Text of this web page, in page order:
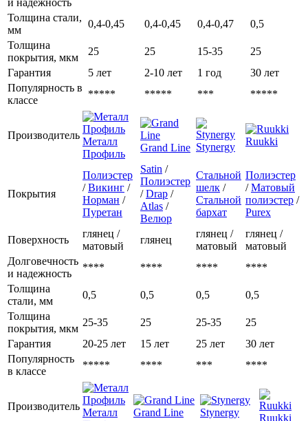
Толщина стали,
мм
0,4-0,45 0,4-0,45 0,4-0,47
0,5
Толщина
покрытия, мкм
25 25 15-35
25
Гарантия
5 лет 2-10 лет 1 год
30 лет
Популярность в
классе
***** ***** *** *****
Производитель
Металл
Профиль
Grand Line Stynergy Ruukki
Покрытия
Полиэстер
/Викинг /
Норман /
Пуретан
Satin /
Полиэстер
/Drap /
Atlas /
Велюр
Стальной
шелк /
Стальной
бархат
Полиэстер
/Матовый
полиэстер /
Purex
Поверхность
глянец /
матовый
глянец
глянец /
матовый
глянец /
матовый
Долговечность
и надежность
**** **** ****
****
Толщина
стали, мм
0,5 0,5 0,5
0,5
Толщина
покрытия, мкм
25-35 25 25-35
25
Гарантия
20-25 лет 15 лет 25 лет
30 лет
Популярность
в классе
***** **** *** ****
Производитель
Металл
Grand Line Stynergy Ruukki